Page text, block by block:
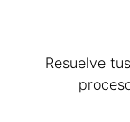
Resuelve